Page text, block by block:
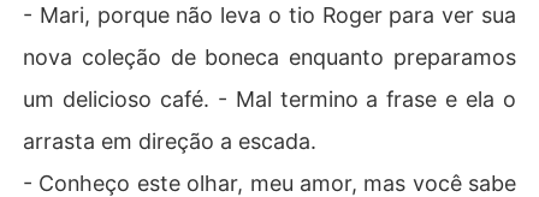
- Mari, porque não leva o tio Roger para ver sua
nova coleção de boneca enquanto preparamos
um delicioso café. - Mal termino a frase e ela o
arrasta em direção a escada.
- Conheço este olhar, meu amor, mas você sabe